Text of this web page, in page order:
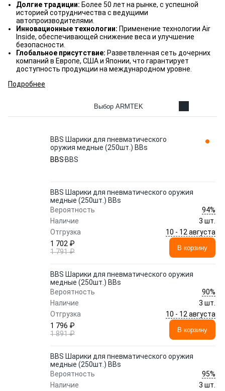
Долгие традиции: Более 50 лет на рынке, с успешной
историей сотрудничества с ведущими
автопроизводителями.
Инновационные технологии: Применение технологии Air
Inside, обеспечивающей снижение веса и улучшение
безопасности.
Глобальное присутствие: Разветвленная сеть дочерних
компаний в Европе, США и Японии, что гарантирует
доступность продукции на международном уровне.
Подробнее
Выбор ARMTEK
BBS Шарики для пневматического
оружия медные (250шт.) BBs
BBS BBS
BBS Шарики для пневматического оружия
медные (250шт.) BBs
Вероятность
94%
Наличие
3 шт.
Отгрузка
10 - 12 августа
1 702 ₽
1 791 ₽
В корзину
BBS Шарики для пневматического оружия
медные (250шт.) BBs
Вероятность
90%
Наличие
3 шт.
Отгрузка
10 - 12 августа
1 796 ₽
1 891 ₽
В корзину
BBS Шарики для пневматического оружия
медные (250шт.) BBs
Вероятность
95%
Наличие
3 шт.